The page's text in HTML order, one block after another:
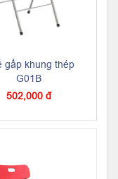
gấp khung thép
G01B
502,000 đ